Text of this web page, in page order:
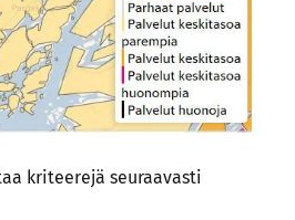
kriteerejä seuraavasti